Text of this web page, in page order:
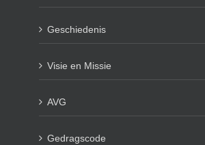
Geschiedenis
Visie en Missie
AVG
Gedragscode